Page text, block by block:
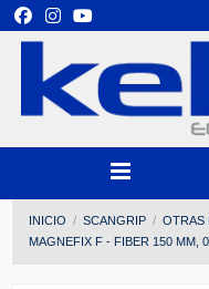
INICIO SCANGRIP OTRAS
MAGNEFIX F - FIBER 150 MM,